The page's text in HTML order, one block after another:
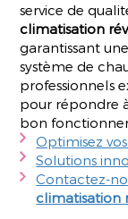
service de
climatisation
garantissant
système de
professionnels
pour répondre
bon
Optimisez
Solutions
Contactez-
climatisation